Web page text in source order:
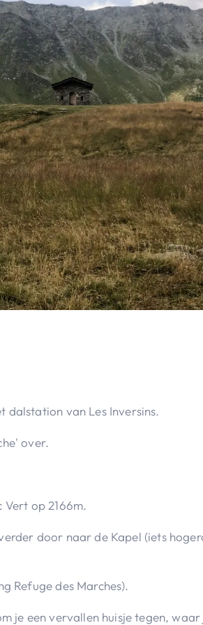
van Les Inversins.
over.
op 2166m.
door naar de Kapel (iets
Refuge des Marches).
je een vervallen huisje tegen, waar